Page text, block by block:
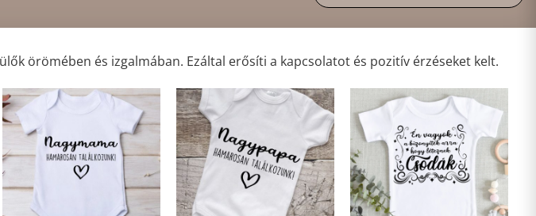
örömében és izgalmában. Ezáltal erősíti a kapcsolatot és pozitív érzéseket kelt.